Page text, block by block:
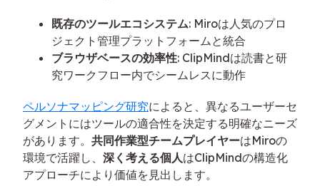
既存のツールエコシステム: Miroは人気のプロ
ジェクト管理プラットフォームと統合
ブラウザベースの効率性: ClipMindは読書と研
究ワークフロー内でシームレスに動作
ペルソナマッピング研究によると、異なるユーザーセ
グメントにはツールの適合性を決定する明確なニーズ
があります。 共同作業型チームプレイヤーはMiroの
環境で活躍し、 深く考える個人はClipMindの構造化
アプローチにより価値を見出します。